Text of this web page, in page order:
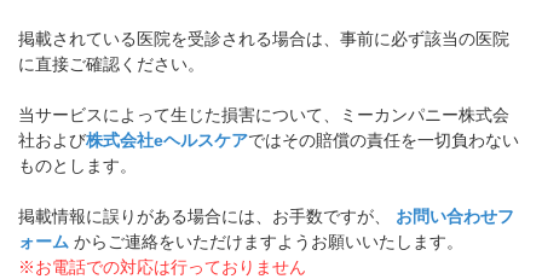
掲載されている医院を受診される場合は、事前に必ず該当の医院
に直接ご確認ください。
当サービスによって生じた損害について、ミーカンパニー株式会
社および株式会社eヘルスケアではその賠償の責任を一切負わない
ものとします。
掲載情報に誤りがある場合には、お手数ですが、 お問い合わせフ
ォーム からご連絡をいただけますようお願いいたします。
※お電話での対応は行っておりません